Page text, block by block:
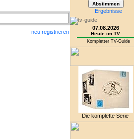
Ergebnisse
07.08.2026
Heute im TV:
Kompletter TV-Guide
Die komplette Serie
neu registrieren